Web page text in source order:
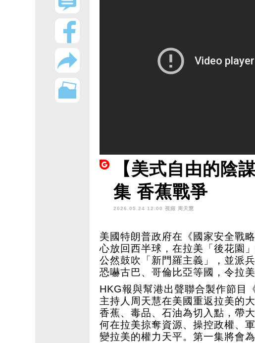
【美式自由的陰
集 香蕉戰爭
2026.05.24 12:00 視頻 周天慧
美國特朗普政府在《國家安全戰
心放回西半球，在拉美「後花園
公然鼓吹「新門羅主義」，並派
恐嚇古巴、哥倫比亞等國，令拉
HKG報與幫港出聲聯合製作節目
主持人周天慧在美國重返拉美的
香蕉、毒品、石油為切入點，帶
何在拉美掠奪資源、操控政權、
變拉美的權力天平。第一集將會